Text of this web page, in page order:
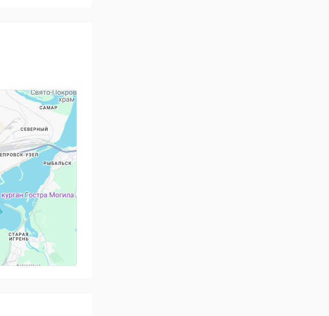
отрасли.
Канады, Германии,
продолжайте